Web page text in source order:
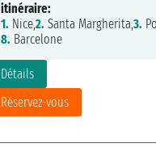
Détails
Réservez-vous
itinéraire:
1. Nice,2. Santa Margherita,3.
8. Barcelone